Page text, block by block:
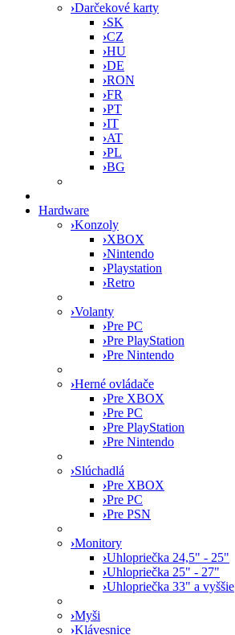
›Darčekové karty
›SK
›CZ
›HU
›DE
›RON
›FR
›PT
›IT
›AT
›PL
›BG
Hardware
›Konzoly
›XBOX
›Nintendo
›Playstation
›Retro
›Volanty
›Pre PC
›Pre PlayStation
›Pre Nintendo
›Herné ovládače
›Pre XBOX
›Pre PC
›Pre PlayStation
›Pre Nintendo
›Slúchadlá
›Pre XBOX
›Pre PC
›Pre PSN
›Monitory
›Uhlopriečka 24,5" - 25"
›Uhlopriečka 25" - 27"
›Uhlopriečka 33" a vyššie
›Myši
›Klávesnice